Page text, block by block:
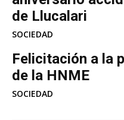
de Llucalari
SOCIEDAD
Felicitación a la
de la HNME
SOCIEDAD